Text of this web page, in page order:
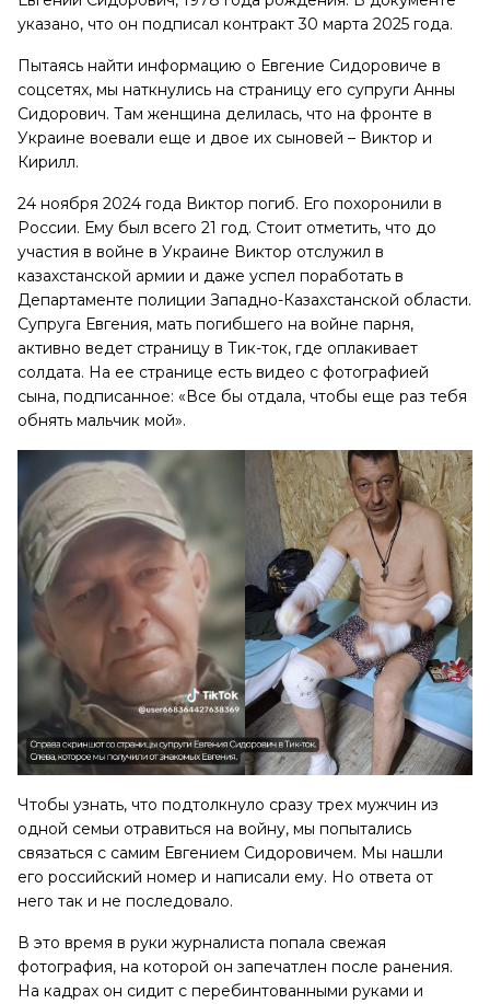
указано, что он подписал контракт 30 марта 2025 года.
Пытаясь найти информацию о Евгение Сидоровиче в
соцсетях, мы наткнулись на страницу его супруги Анны
Сидорович. Там женщина делилась, что на фронте в
Украине воевали еще и двое их сыновей – Виктор и
Кирилл.
24 ноября 2024 года Виктор погиб. Его похоронили в
России. Ему был всего 21 год. Стоит отметить, что до
участия в войне в Украине Виктор отслужил в
казахстанской армии и даже успел поработать в
Департаменте полиции Западно-Казахстанской области.
Супруга Евгения, мать погибшего на войне парня,
активно ведет страницу в Тик-ток, где оплакивает
солдата. На ее странице есть видео с фотографией
сына, подписанное: «Все бы отдала, чтобы еще раз тебя
обнять мальчик мой».
Чтобы узнать, что подтолкнуло сразу трех мужчин из
одной семьи отравиться на войну, мы попытались
связаться с самим Евгением Сидоровичем. Мы нашли
его российский номер и написали ему. Но ответа от
него так и не последовало.
В это время в руки журналиста попала свежая
фотография, на которой он запечатлен после ранения.
На кадрах он сидит с перебинтованными руками и